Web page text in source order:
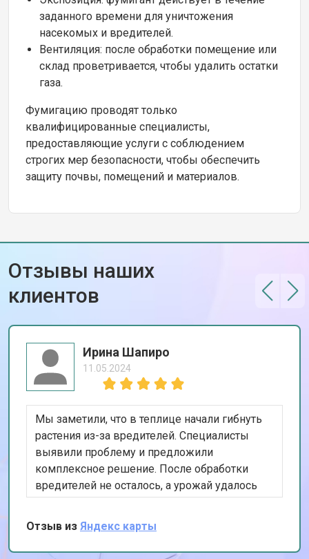
заданного времени для уничтожения
насекомых и вредителей.
Вентиляция: после обработки помещение или
склад проветривается, чтобы удалить остатки
газа.
Фумигацию проводят только
квалифицированные специалисты,
предоставляющие услуги с соблюдением
строгих мер безопасности, чтобы обеспечить
защиту почвы, помещений и материалов.
Отзывы наших
клиентов
Ирина Шапиро
11.05.2024
Мы заметили, что в теплице начали гибнуть
растения из-за вредителей. Специалисты
выявили проблему и предложили
комплексное решение. После обработки
вредителей не осталось, а урожай удалось
спасти. Спасибо за профессиональную
работу, теперь знаем, куда обращаться в
случае чего.
Отзыв из Яндекс карты